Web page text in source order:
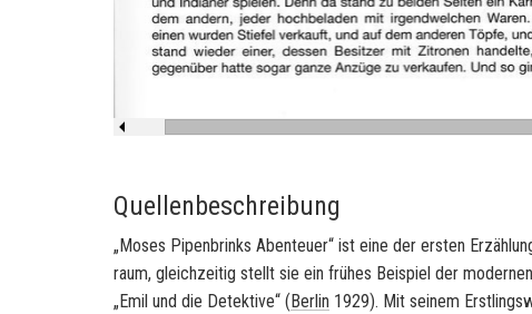
Quellenbeschreibung
„Moses Pi­pen­brinks Aben­teu­er“ ist eine der ers­ten
raum, gleich­zei­tig stellt sie ein frü­hes Bei­spiel der
„Emil und die De­tek­ti­ve“ (Ber­lin 1929). Mit sei­nem